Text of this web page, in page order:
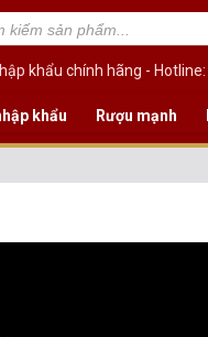
khẩu chính hãng - Hotline:
khẩu Rượu mạnh